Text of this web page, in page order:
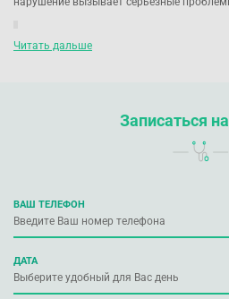
Детский невролог лечит болезни
опорно-двигательного аппарата —
системы и головного мозга, неврозах,
специалист осматривает ребенка в
появление осложнений.
Читать дальше
Записаться
ВАШ ТЕЛЕФОН
ДАТА